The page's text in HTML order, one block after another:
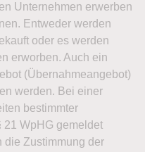
Unternehmen erwerben
Entweder werden
oder es werden
erworben. Auch ein
(Übernahmeangebot)
werden. Bei einer
bestimmter
WpHG gemeldet
die Zustimmung der